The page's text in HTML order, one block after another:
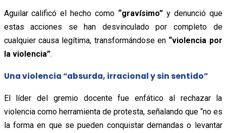
Aguilar calificó el hecho como “gravísimo”y denunció que
estas acciones se han desvinculado por completo de
cualquier causa legítima, transformándose en “violencia por
la violencia”.
Una violencia “absurda, irracional y sin sentido”
El líder del gremio docente fue enfático al rechazar la
violencia como herramienta de protesta, señalando que “no es
la forma en que se pueden conquistar demandas o levantar